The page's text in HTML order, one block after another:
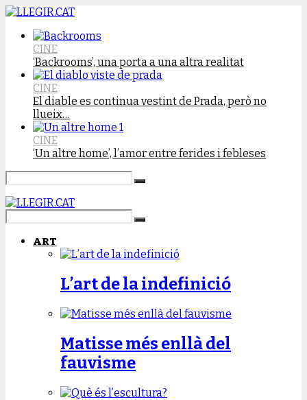
CINE
‘Backrooms’, una porta a una altra realitat
CINE
El diable es continua vestint de Prada, però no
llueix…
CINE
‘Un altre home’, l’amor entre ferides i febleses
ART
L’art de la indefinició
Matisse més enllà del
fauvisme